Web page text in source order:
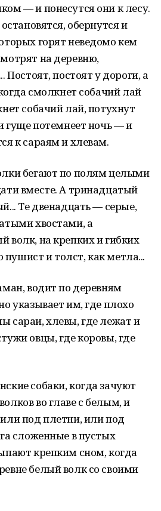
— и понесутся они к лесу.
обернутся и
горят неведомо кем
на деревню,
Постоят, постоят у дороги, а
смолкнет собачий лай
собачий лай, потухнут
гуще потемнеет ночь — и
к сараям и хлевам.
бегают по полям целыми
вместе. А тринадцатый
Те двенадцать — серые,
хвостами, а
волк, на крепких и гибких
пушист и толст, как метла...
водит по деревням
указывает им, где плохо
сараи, хлевы, где лежат и
овцы, где коровы, где
собаки, когда зачуют
во главе с белым, и
под плетни, или под
сложенные в пустых
крепким сном, когда
белый волк со своими